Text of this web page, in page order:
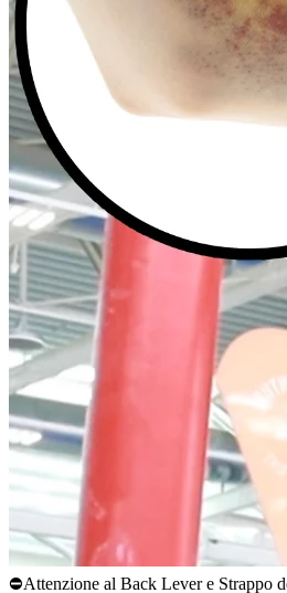
⛔Attenzione al Back Lever e Strappo